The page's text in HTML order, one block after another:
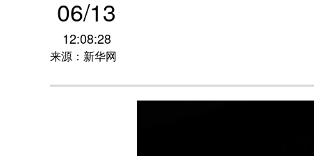
06/13
12:08:28
来源：新华网